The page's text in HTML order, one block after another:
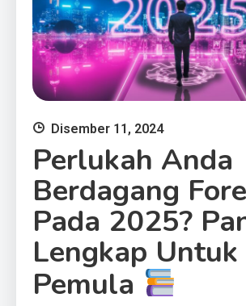
Disember 11, 2024
Perlukah Anda
Berdagang
Pada 2025?
Lengkap Untuk
Pemula